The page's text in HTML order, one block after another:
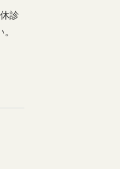
診